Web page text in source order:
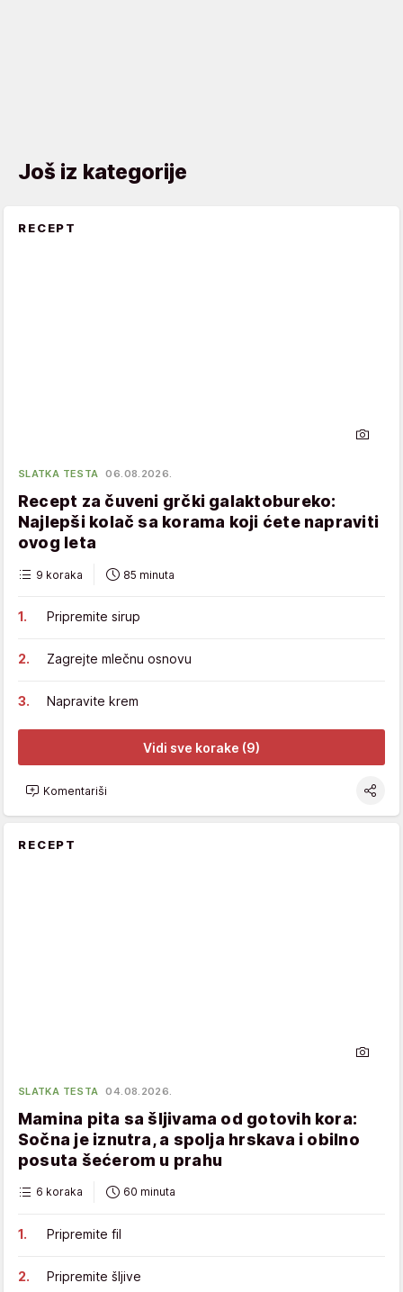
Još iz kategorije
RECEPT
SLATKA TESTA 06.08.2026.
Recept za čuveni grčki galaktobureko:
Najlepši kolač sa korama koji ćete napraviti
ovog leta
9 koraka 85 minuta
Pripremite sirup
Zagrejte mlečnu osnovu
Napravite krem
Vidi sve korake (9)
Komentariši
RECEPT
SLATKA TESTA 04.08.2026.
Mamina pita sa šljivama od gotovih kora:
Sočna je iznutra, a spolja hrskava i obilno
posuta šećerom u prahu
6 koraka 60 minuta
Pripremite fil
Pripremite šljive